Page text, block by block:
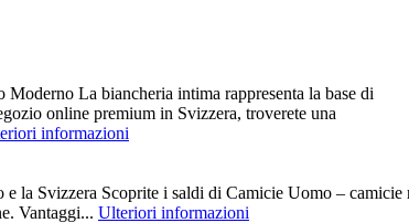
La biancheria intima rappresenta la base di
online premium in Svizzera, troverete una
informazioni
la Svizzera Scoprite i saldi di Camicie Uomo –
Vantaggi... Ulteriori informazioni